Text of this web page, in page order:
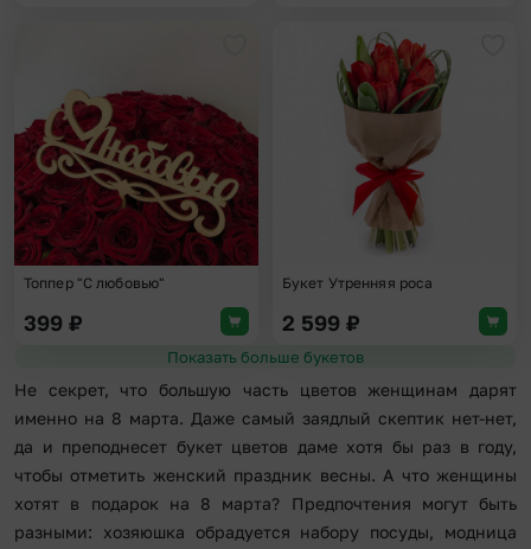
Добавить в избранное
Топпер "С любовью"
399 ₽
Букет Утренняя роса
2 599 ₽
Показать больше букетов
Не секрет, что большую часть цветов женщинам дарят
именно на 8 марта. Даже самый заядлый скептик нет-нет,
да и преподнесет букет цветов даме хотя бы раз в году,
чтобы отметить женский праздник весны. А что женщины
хотят в подарок на 8 марта? Предпочтения могут быть
разными: хозяюшка обрадуется набору посуды, модница